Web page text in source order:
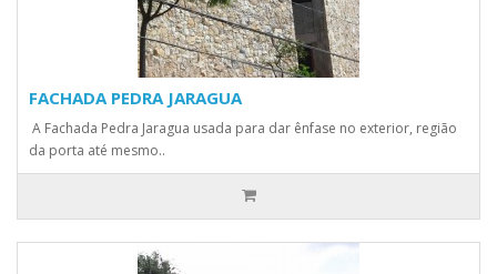
FACHADA PEDRA JARAGUA
A Fachada Pedra Jaragua usada para dar ênfase no exterior, região
da porta até mesmo..